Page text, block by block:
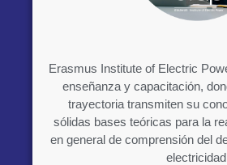
Erasmus Institute of Electric
enseñanza y capacitación,
trayectoria transmiten su
sólidas bases teóricas para la
en general de comprensión del